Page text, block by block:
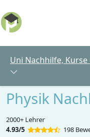
Uni Nachhilfe,
Physik
2000+ Lehrer
4.93/5
198